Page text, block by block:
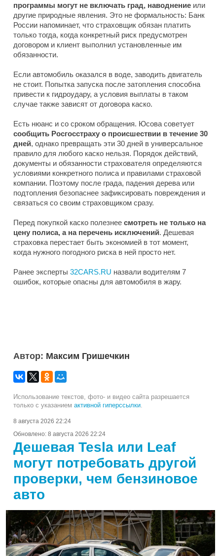
программы могут не включать град, наводнение или
другие природные явления. Это не формальность: Банк
России напоминает, что страховщик обязан платить
только тогда, когда конкретный риск предусмотрен
договором и клиент выполнил установленные им
обязанности.
Если автомобиль оказался в воде, заводить двигатель
не стоит. Попытка запуска после затопления способна
привести к гидроудару, а условия выплаты в таком
случае также зависят от договора каско.
Есть нюанс и со сроком обращения. Юсова советует
сообщить Росгосстраху о происшествии в течение 30
дней, однако превращать эти 30 дней в универсальное
правило для любого каско нельзя. Порядок действий,
документы и обязанности страхователя определяются
условиями конкретного полиса и правилами страховой
компании. Поэтому после града, падения дерева или
подтопления безопаснее зафиксировать повреждения и
связаться со своим страховщиком сразу.
Перед покупкой каско полезнее смотреть не только на
цену полиса, а на перечень исключений. Дешевая
страховка перестает быть экономией в тот момент,
когда нужного погодного риска в ней просто нет.
Ранее эксперты 32CARS.RU назвали водителям 7
ошибок, которые опасны для автомобиля в жару.
Автор: Максим Гришечкин
Использование текстов, фото- и видео сайта разрешается
только с указанием активной гиперссылки
8 августа 2026 22:24
Обновлено: 8 августа 2026 22:24
Дешевая Tesla или Leaf
могут потребовать другой
проверки, чем бензиновое
авто